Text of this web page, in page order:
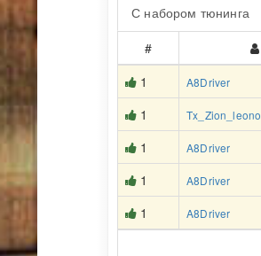
С набором тюнинга
#
1
A8Driver
1
1
A8Driver
1
A8Driver
1
A8Driver